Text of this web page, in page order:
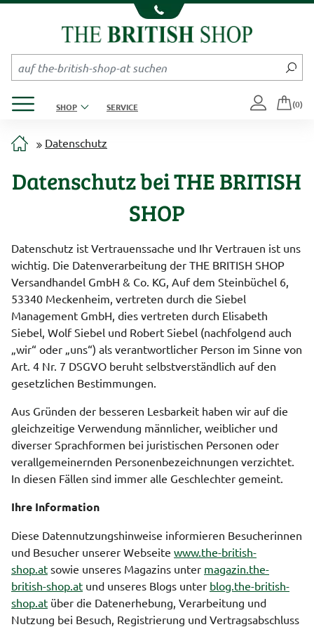
Kompletten Head der Seite überspringen
SHOP SERVICE (0)
Datenschutz
Datenschutz bei THE BRITISH
SHOP
Datenschutz ist Vertrauenssache und Ihr Vertrauen ist uns
wichtig. Die Datenverarbeitung der THE BRITISH SHOP
Versandhandel GmbH & Co. KG, Auf dem Steinbüchel 6,
53340 Meckenheim, vertreten durch die Siebel
Management GmbH, dies vertreten durch Elisabeth
Siebel, Wolf Siebel und Robert Siebel (nachfolgend auch
„wir“ oder „uns“) als verantwortlicher Person im Sinne von
Art. 4 Nr. 7 DSGVO beruht selbstverständlich auf den
gesetzlichen Bestimmungen.
Aus Gründen der besseren Lesbarkeit haben wir auf die
gleichzeitige Verwendung männlicher, weiblicher und
diverser Sprachformen bei juristischen Personen oder
verallgemeinernden Personenbezeichnungen verzichtet.
In diesen Fällen sind immer alle Geschlechter gemeint.
Ihre Information
Diese Datennutzungshinweise informieren Besucherinnen
und Besucher unserer Webseite www.the-british-
shop.at sowie unseres Magazins unter magazin.the-
british-shop.at und unseres Blogs unter blog.the-british-
shop.at über die Datenerhebung, Verarbeitung und
Nutzung bei Besuch, Registrierung und Vertragsabschluss